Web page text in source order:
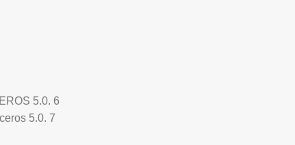
5.0. 6
5.0. 7